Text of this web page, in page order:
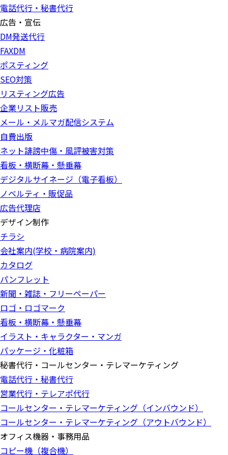
電話代行・秘書代行
広告・宣伝
DM発送代行
FAXDM
ポスティング
SEO対策
リスティング広告
企業リスト販売
メール・メルマガ配信システム
自費出版
ネット誹謗中傷・風評被害対策
看板・横断幕・懸垂幕
デジタルサイネージ（電子看板）
ノベルティ・販促品
広告代理店
デザイン制作
チラシ
会社案内(学校・病院案内)
カタログ
パンフレット
新聞・雑誌・フリーペーパー
ロゴ・ロゴマーク
看板・横断幕・懸垂幕
イラスト・キャラクター・マンガ
パッケージ・化粧箱
秘書代行・コールセンター・テレマーケティング
電話代行・秘書代行
営業代行・テレアポ代行
コールセンター・テレマーケティング（インバウンド）
コールセンター・テレマーケティング（アウトバウンド）
オフィス機器・事務用品
コピー機（複合機）